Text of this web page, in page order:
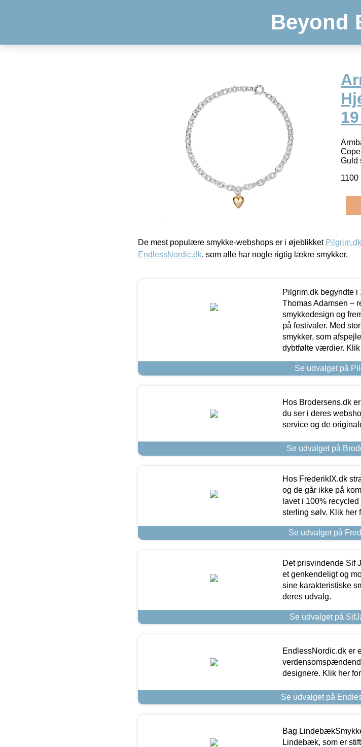
Beyond
Guld
1100
De mest populære smykke-webshops er i øjeblikket Pilgrim.dk
EndlessNordic.dk, som alle har nogle rigtig lækre smykker.
Pilgrim.dk begyndte i
Thomas Adamsen –
smykkedesign og
på festivaler. Med
smykker, som
dybtfølte værdier. Klik
Se udvalget på
Hos Brodersens.dk
du ser i deres
service og de
Se udvalget på
Hos FrederikIX.dk
og de går ikke på
lavet i 100%
sterling sølv. Klik her
Se udvalget på
Det prisvindende Sif
et genkendeligt og
sine karakteristiske
deres udvalg.
Se udvalget på
EndlessNordic.dk er
designere. Klik her
Se udvalget på
Bag
Lindebæk, som er